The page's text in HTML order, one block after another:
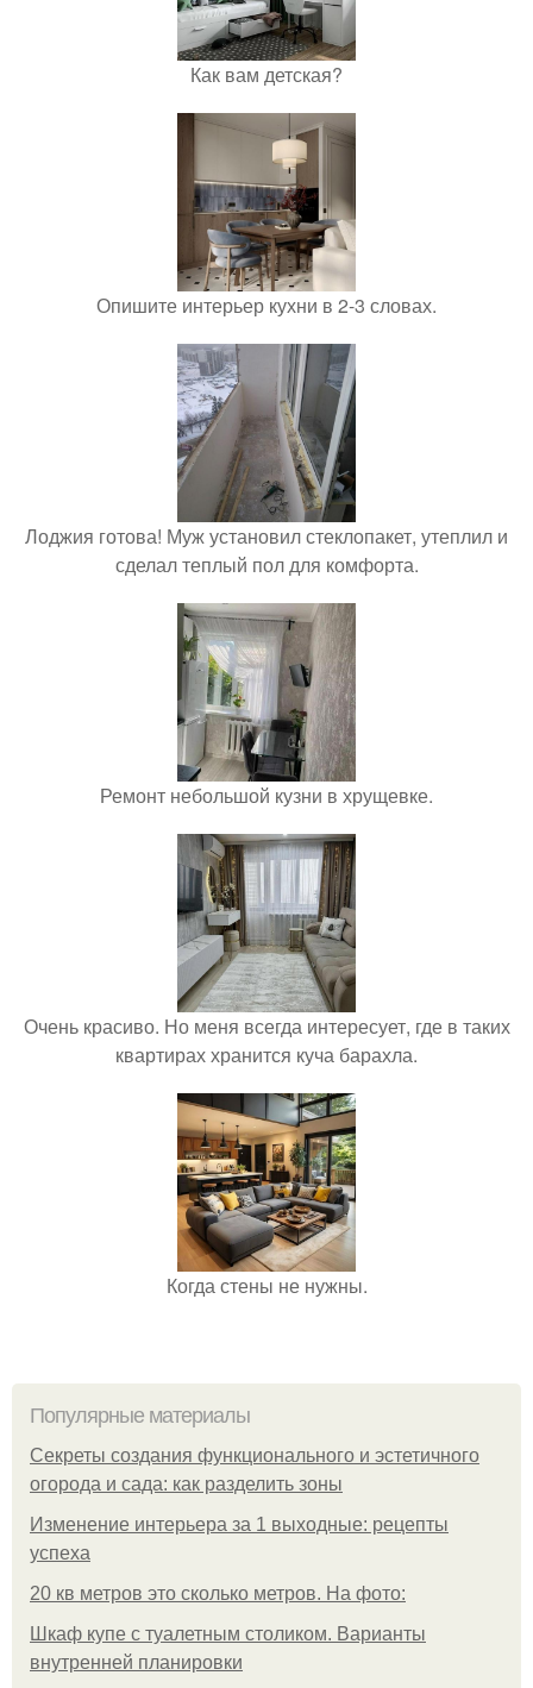
Как вам детская?
Опишите интерьер кухни в 2-3 словах.
Лоджия готова! Муж установил стеклопакет, утеплил и
сделал теплый пол для комфорта.
Ремонт небольшой кузни в хрущевке.
Очень красиво. Но меня всегда интересует, где в таких
квартирах хранится куча барахла.
Когда стены не нужны.
Популярные материалы
Секреты создания функционального и эстетичного
огорода и сада: как разделить зоны
Изменение интерьера за 1 выходные: рецепты
успеха
20 кв метров это сколько метров. На фото:
Шкаф купе с туалетным столиком. Варианты
внутренней планировки